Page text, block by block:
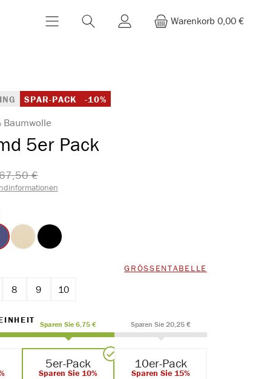
Warenkorb 0,00 €
SPAR-PACK -10%
5er Pack
€​
marine sand schwarz
GRÖSSENTABELLE
8 9 10
Sparen Sie 6,75 € Sparen Sie 20,25 €
5er-Pack
Sparen Sie 10%
10er-Pack
Sparen Sie 15%